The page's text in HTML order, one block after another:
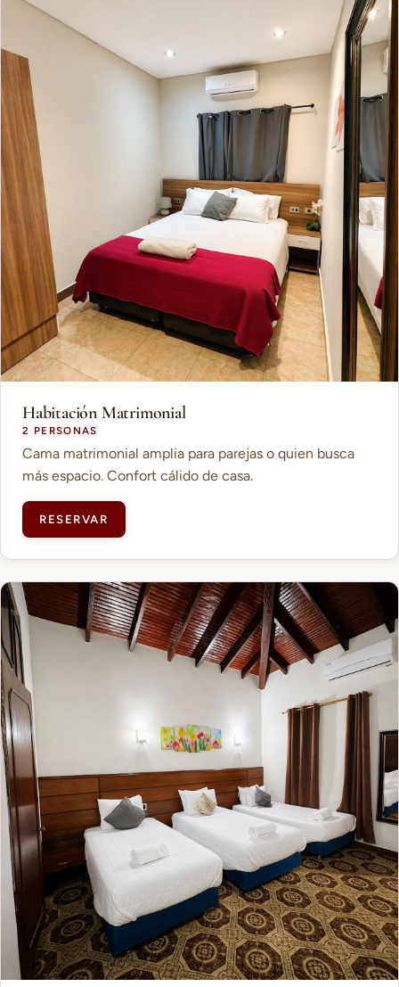
Habitación Matrimonial
2 PERSONAS
Cama matrimonial amplia para parejas o quien busca
más espacio. Confort cálido de casa.
RESERVAR